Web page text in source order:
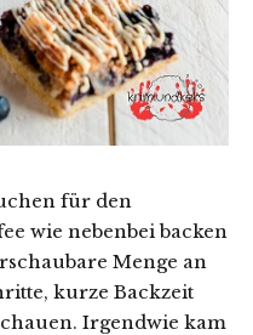
für den
wie nebenbei backen
Menge an
kurze Backzeit
Irgendwie kam